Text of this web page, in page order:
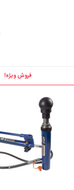
فروش ویژه!